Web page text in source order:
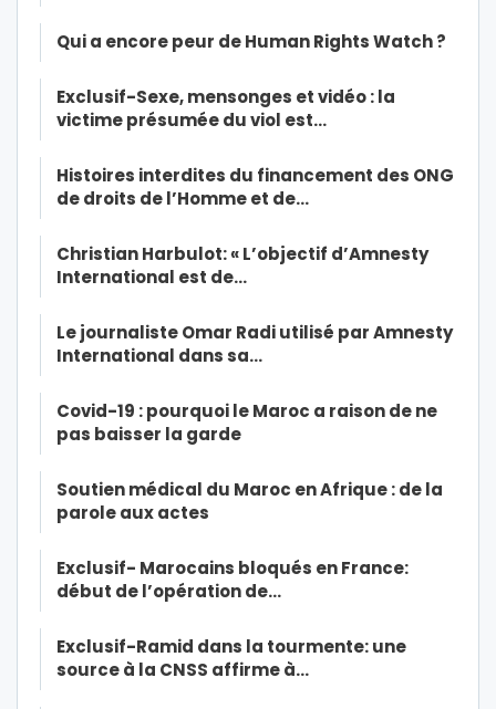
Qui a encore peur de Human Rights Watch ?
Exclusif-Sexe, mensonges et vidéo : la
victime présumée du viol est…
Histoires interdites du financement des ONG
de droits de l’Homme et de…
Christian Harbulot: « L’objectif d’Amnesty
International est de…
Le journaliste Omar Radi utilisé par Amnesty
International dans sa…
Covid-19 : pourquoi le Maroc a raison de ne
pas baisser la garde
Soutien médical du Maroc en Afrique : de la
parole aux actes
Exclusif- Marocains bloqués en France:
début de l’opération de…
Exclusif-Ramid dans la tourmente: une
source à la CNSS affirme à…